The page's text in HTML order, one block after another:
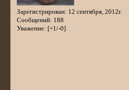
Зарегистрирован: 12 сентября, 2012г.
Сообщений: 188
Уважение: [+1/-0]